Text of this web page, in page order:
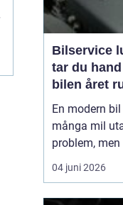
Bilservice
tar du
bilen året
En modern
många mil
problem,
service och
sköts i tid. I
04 juni 2026